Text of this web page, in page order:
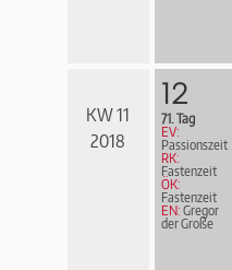
KW 11
2018
12
71. Tag
EV:
Passionszeit
RK:
Fastenzeit
ÖK:
Fastenzeit
EN: Gregor
der Große